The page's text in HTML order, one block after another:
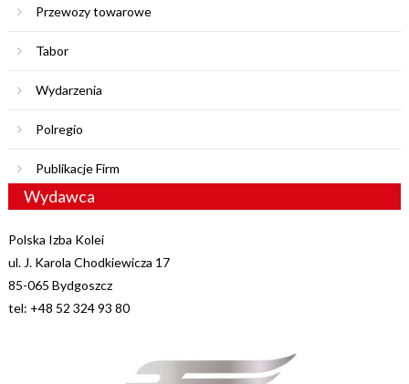
Przewozy towarowe
Tabor
Wydarzenia
Polregio
Publikacje Firm
Wydawca
Polska Izba Kolei
ul. J. Karola Chodkiewicza 17
85-065 Bydgoszcz
tel: +48 52 324 93 80